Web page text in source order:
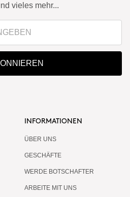
vieles mehr...
INFORMATIONEN
ÜBER UNS
GESCHÄFTE
WERDE BOTSCHAFTER
ARBEITE MIT UNS